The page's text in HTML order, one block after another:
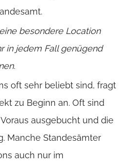
besondere Location
in jedem Fall genügend
oft sehr beliebt sind, fragt
zu Beginn an. Oft sind
ausgebucht und die
Manche Standesämter
auch nur im